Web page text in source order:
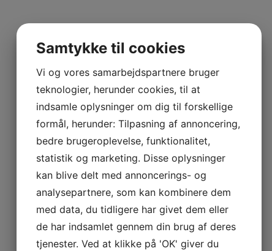
Samtykke til cookies
Vi og vores samarbejdspartnere bruger
teknologier, herunder cookies, til at
indsamle oplysninger om dig til forskellige
formål, herunder: Tilpasning af annoncering,
bedre brugeroplevelse, funktionalitet,
statistik og marketing. Disse oplysninger
kan blive delt med annoncerings- og
analysepartnere, som kan kombinere dem
med data, du tidligere har givet dem eller
de har indsamlet gennem din brug af deres
tjenester. Ved at klikke på 'OK' giver du